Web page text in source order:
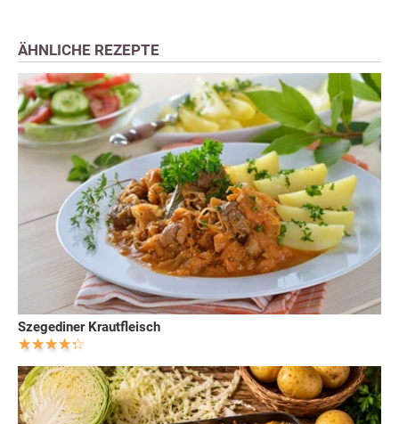
ÄHNLICHE REZEPTE
Szegediner Krautfleisch